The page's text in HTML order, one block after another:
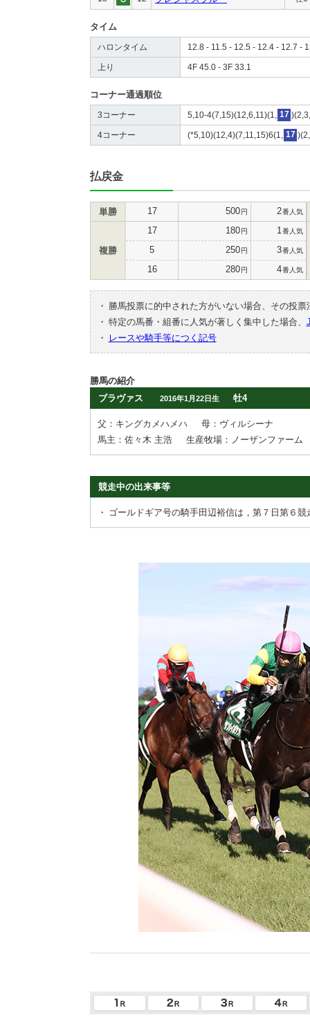
タイム
ハロンタイム 12.8 - 11.5 - 12.5 - 12.4 - 12.7 -
上り 4F 45.0 - 3F 33.1
コーナー通過順位
3コーナー 5,10-4(7,15)(12,6,11)(1, 17
4コーナー (*5,10)(12,4)(7,11,15)6(1, 17
払戻金
単勝 17 500円 2番人気
複勝
17 180円 1 番人気
5 250円 3番人気
16 280円 4番人気
・
勝馬投票に的中された方がいない場合、その投
・ 特定の馬番・組番に人気が著しく集中した場合、
・
レースや騎手等につく記号
勝馬の紹介
ブラヴァス
2016年1月22日生 牡4
父：キングカメハメハ
母：ヴィルシーナ
馬主：佐々木 主浩
生産牧場：ノーザンファーム
競走中の出来事等
・ ゴールドギア号の騎手田辺裕信は，第７日第６